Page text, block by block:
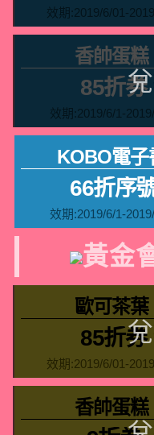
效期:2019/6/01-
香帥蛋糕
85折券
效期:2019/6/1-
KOBO電子
66折序
效期:2019/6/1-
黃金
歐可茶葉
85折券
效期:2019/6/01-
香帥蛋糕